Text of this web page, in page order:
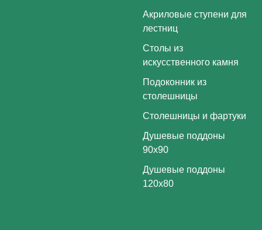
Акриловые ступени для
лестниц
Столы из
искусственного камня
Подоконник из
столешницы
Столешницы и фартуки
Душевые поддоны
90х90
Душевые поддоны
120х80